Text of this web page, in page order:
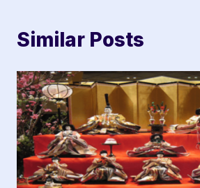
Similar Posts